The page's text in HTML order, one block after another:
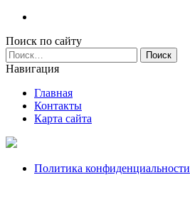
Поиск по сайту
Найти:
Навигация
Главная
Контакты
Карта сайта
Политика конфиденциальности